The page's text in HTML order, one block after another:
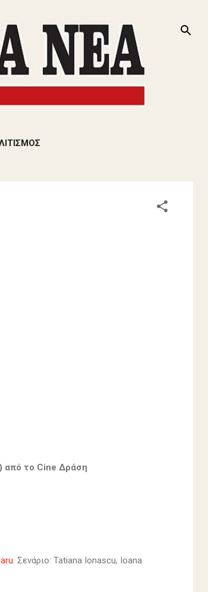
από το Cine Δράση
. Σενάριο: Tatiana Ionascu, Ioana